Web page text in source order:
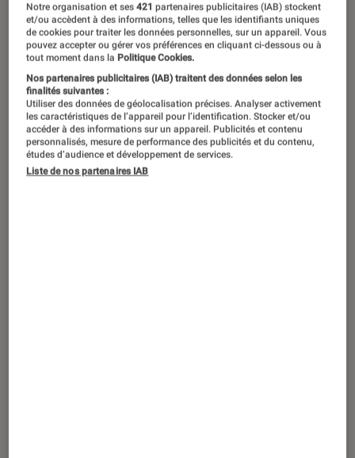
The Shardsrévèle la face (très) sombre
du Hollywood des années 1980
DÉCRYPTAGE
Séries • 06 août. 2026
Notre organisation et ses421 partenaires publicitaires (IAB) stockent
et/ou accèdent à des informations, telles que les identifiants uniques
de cookies pour traiter les données personnelles, sur un appareil. Vous
pouvez accepter ou gérer vos préférences en cliquant ci-dessous ou à
tout moment dans la Politique Cookies.
Nos partenaires publicitaires (IAB) traitent des données selon les
finalités suivantes :
Utiliser des données de géolocalisation précises. Analyser activement
les caractéristiques de l’appareil pour l’identification. Stocker et/ou
accéder à des informations sur un appareil. Publicités et contenu
personnalisés, mesure de performance des publicités et du contenu,
études d’audience et développement de services.
Liste de nos partenaires IAB